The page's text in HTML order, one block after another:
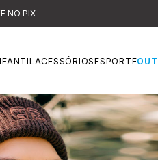
NO PIX
ACESSÓRIOSESPORTE
TOUCAS